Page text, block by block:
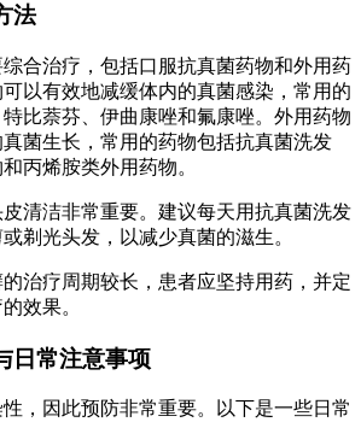
法
合治疗，包括口服抗真菌药物和外用药
以有效地减缓体内的真菌感染，常用的
比萘芬、伊曲康唑和氟康唑。外用药物
菌生长，常用的药物包括抗真菌洗发
丙烯胺类外用药物。
清洁非常重要。建议每天用抗真菌洗发
剃光头发，以减少真菌的滋生。
治疗周期较长，患者应坚持用药，并定
效果。
日常注意事项
，因此预防非常重要。以下是一些日常